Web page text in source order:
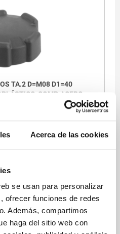
Acerca de las cookies
se usan para personalizar
ofrecer funciones de redes
Además, compartimos
haga del sitio web con
TA.2 D=M08 D1=40
COMP:ACERO
FORMA=K